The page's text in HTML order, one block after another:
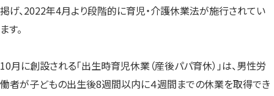
掲げ、2022年4月より段階的に育児・介護休業法が施行されてい
ます。
10月に創設される「出生時育児休業（産後パパ育休）」は、男性労
働者が子どもの出生後8週間以内に４週間までの休業を取得でき